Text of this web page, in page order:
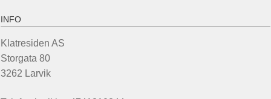
INFO
Klatresiden AS
Storgata 80
3262 Larvik